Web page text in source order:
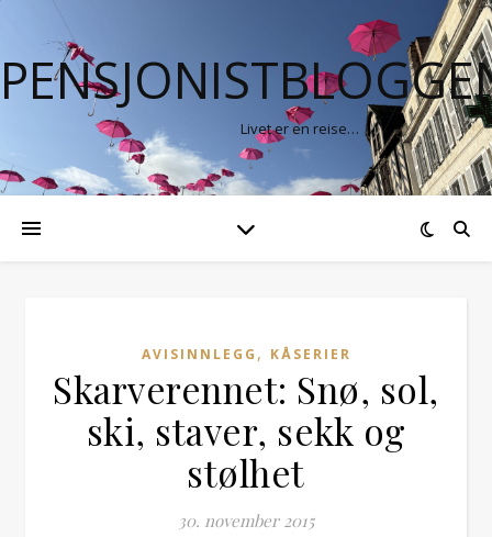
Livet er en reise…
AVISINNLEGG , KÅSERIER
Skarverennet: Snø, sol,
ski, staver, sekk og
stølhet
30. november 2015